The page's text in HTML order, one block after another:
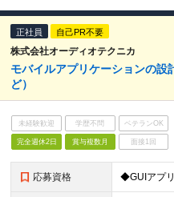
正社員 自己PR不要
株式会社オーディオテクニカ
モバイルアプリケーションの
ど）
未経験歓迎 学歴不問 ベテランOK
完全週休2日 賞与複数月 面接1回
応募資格